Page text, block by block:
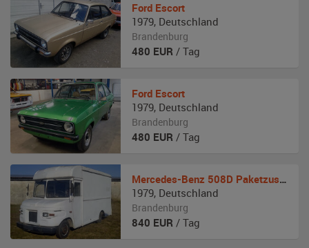
Ford Escort
1979, Deutschland
Brandenburg
480 EUR / Tag
Ford Escort
1979, Deutschland
Brandenburg
480 EUR / Tag
Mercedes-Benz 508D Paketzusteller Van (UPS)
1979, Deutschland
Brandenburg
840 EUR / Tag